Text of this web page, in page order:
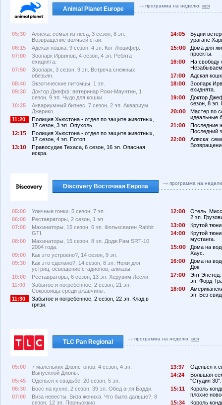
Animal Planet Europe программа на неделю: вся
05:30
Аляска: семья из леса, 3 сезон, 8 эп.
Возвращение волчьей стаи.
06:15
Адская кошка, 9 сезон, 4 эп. Кот-Люцифер.
07:00
Зоопарк Ирвинов, 4 сезон, 4 эп. Ребята-
ехиднята.
07:50
Зоопарк, 3 сезон, 9 эп. Встреча снежных
обезьян.
08:40
Экзотические питомцы, 1 эп.
09:30
Доктор Джефф: ветеринар Роки-Маунтин, 1
сезон, 9 эп. Чудо для кошки.
10:25
Аквариумный бизнес, 7 сезон, 2 эп. Аквариум
Джерико.
11:20
Полиция Хьюстона - отдел по защите животных,
17 сезон, 3 эп. Опухоль.
12:1
Полиция Хьюстона - отдел по защите животных,
17 сезон, 4 эп. Потоп.
13:1
Правосудие Техаса, 6 сезон, 16 эп. Опасная
искра.
14:
Будни
урагане
1
:
Дома для
проекты.
16:
На свободу
17:
Адская
18:
Зоопарк
ехиднята.
19:
Доктор
сезон, 8 эп.
2
:
Мастер по
идеальные
21:
Последние
Последний
22:
Аляска:
Discovery Восточная Европа программа на
05:00
Уличные гонки, 5 сезон, 7 эп.
06:00
Реставраторы, 2 сезон, 1 эп.
07:00
Махинаторы, 15 сезон, 6 эп. Фольксваген Rabbit
GTI.
08:00
Махинаторы, 15 сезон, 8 эп. Додж Рам SRT-10
2004 года.
09:00
Как это устроено?, 14 сезон, 9 эп.
09:30
Как это сделано?, 14 сезон, 8 эп. Ножи для
устриц, освещение стадионов, алмазы.
10:00
Реставраторы, 6 сезон, 13 эп. Херувим Лесли.
11:00
Забытое и погребенное, 2 сезон, 21 эп.
Сокровища среди ржавчины.
11:30
Забытое и погребенное, 2 сезон, 22 эп. Клад в
грязи.
12:
Отель.
2 эп.
13:
Крутой
14:
Крутой
мустанга.
1
:
Дома на
Хаус.
16:
Дома на
Док.
17:
Энт
эп. Форд-
18:
эп. Без
TLC Pan Regional программа на неделю: вся
05:00
7 маленьких Джонстонов, 4 сезон, 4 эп.
Выпускной Джоны.
05:45
Оденься к свадьбе, 20 сезон, 5 эп.
06:30
Босс на кухне, 2 сезон, 39 эп. Обед а-ля Бадди.
07:00
Виза невесты. Виза жениха. Что было дальше?, 8
сезон, 12 эп. Порньоккио.
13:37
Оденься к
14:24
Большая
"Студия 30".
1
:11
Король
плохие
1
:34 Король